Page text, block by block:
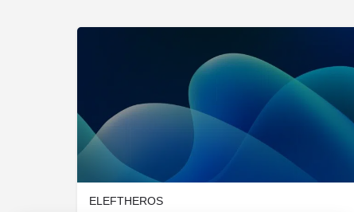
ELEFTHEROS